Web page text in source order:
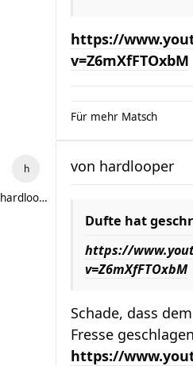
https://
v=Z6mXfFTOxbM
Für mehr Matsch
hardlooper
von hardlooper
Dufte hat
https://
v=Z6mXfFTOxbM
Schade, dass
Fresse
https://